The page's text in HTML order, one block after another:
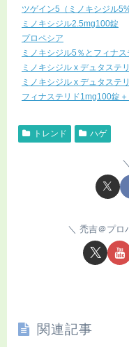
ツゲイン5（ミノキシジル5%
ミノキシジル2.5mg100錠
プロペシア
ミノキシジル5％とフィナ
ミノキシジル x デュタステ
ミノキシジル x デュタステ
フィナステリド1mg100錠
トレンド ハゲ
禿吉＠プロ
関連記事